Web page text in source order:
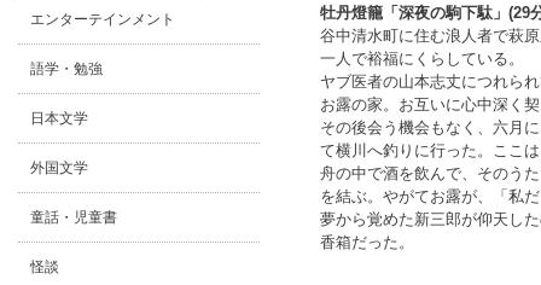
エンターテインメント
語学・勉強
日本文学
外国文学
童話・児童書
怪談
牡丹燈籠「深夜の駒下駄」(29
谷中清水町に住む浪人者で萩
一人で裕福にくらしている。
ヤブ医者の山本志丈につれら
お露の家。お互いに心中深く
その後会う機会もなく、六月
て横川へ釣りに行った。ここ
舟の中で酒を飲んで、そのう
を結ぶ。やがてお露が、「私
夢から覚めた新三郎が仰天し
香箱だった。